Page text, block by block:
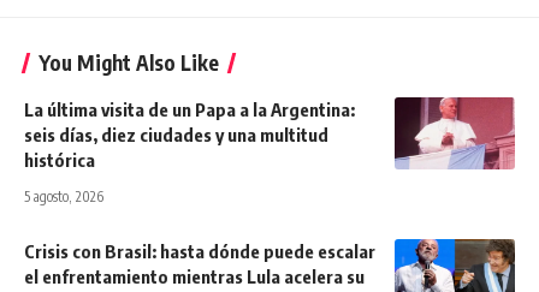
You Might Also Like
La última visita de un Papa a la Argentina:
seis días, diez ciudades y una multitud
histórica
5 agosto, 2026
Crisis con Brasil: hasta dónde puede escalar
el enfrentamiento mientras Lula acelera su